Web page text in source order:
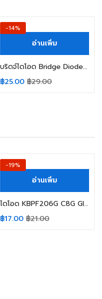
-14%
อ่านเพิ่ม
บริดจ์ไดโอด Bridge Diode Rectifier GBJ3510 35A 1000V SEP
฿25.00 ฿29.00
-19%
อ่านเพิ่ม
ไดโอด KBPF206G C8G Glass Passivated Diode Bridge Rectifier 800V/2A KBPF206G C8G
฿17.00 ฿21.00